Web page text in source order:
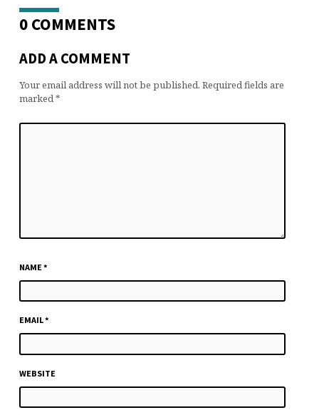
0 COMMENTS
ADD A COMMENT
Your email address will not be published. Required fields are
marked*
NAME*
EMAIL*
WEBSITE